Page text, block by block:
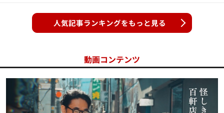
人気記事ランキングをもっと見る
動画コンテンツ